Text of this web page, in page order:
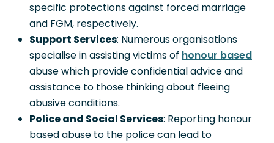
specific protections against forced marriage
and FGM, respectively.
Support Services: Numerous organisations
specialise in assisting victims of honour based
abuse which provide confidential advice and
assistance to those thinking about fleeing
abusive conditions.
Police and Social Services: Reporting honour
based abuse to the police can lead to